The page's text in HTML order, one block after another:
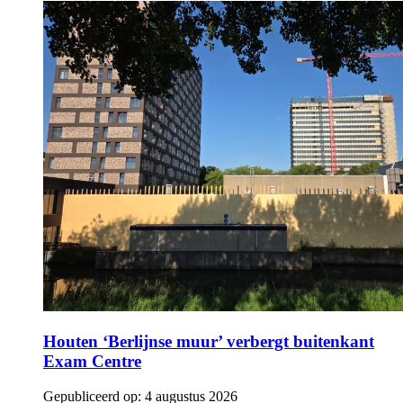
Houten ‘Berlijnse muur’ verbergt buitenkant
Exam Centre
Gepubliceerd op: 4 augustus 2026